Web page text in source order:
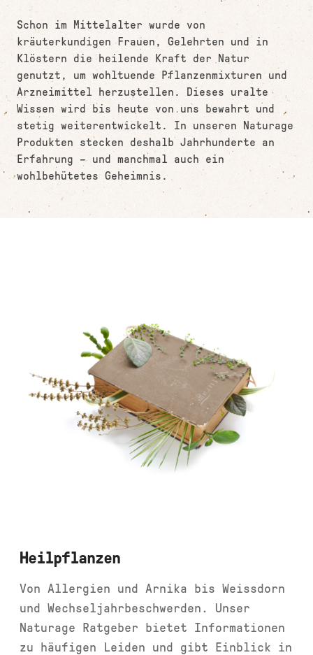
Schon im Mittelalter wurde von
kräuterkundigen Frauen, Gelehrten und in
Klöstern die heilende Kraft der Natur
genutzt, um wohltuende Pflanzenmixturen und
Arzneimittel herzustellen. Dieses uralte
Wissen wird bis heute von uns bewahrt und
stetig weiterentwickelt. In unseren Naturage
Produkten stecken deshalb Jahrhunderte an
Erfahrung – und manchmal auch ein
wohlbehütetes Geheimnis.
Heilpflanzen
Von Allergien und Arnika bis Weissdorn
und Wechseljahrbeschwerden. Unser
Naturage Ratgeber bietet Informationen
zu häufigen Leiden und gibt Einblick in